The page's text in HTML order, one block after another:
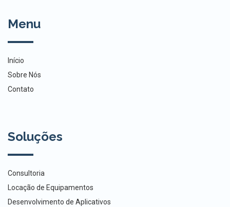
Menu
Início
Sobre Nós
Contato
Soluções
Consultoria
Locação de Equipamentos
Desenvolvimento de Aplicativos